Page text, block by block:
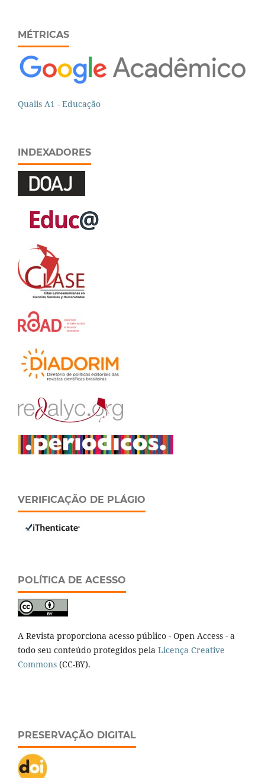
MÉTRICAS
Qualis A1 - Educação
INDEXADORES
VERIFICAÇÃO DE PLÁGIO
POLÍTICA DE ACESSO
A Revista proporciona acesso público - Open Access - a
todo seu conteúdo protegidos pela Licença Creative
Commons (CC-BY).
PRESERVAÇÃO DIGITAL